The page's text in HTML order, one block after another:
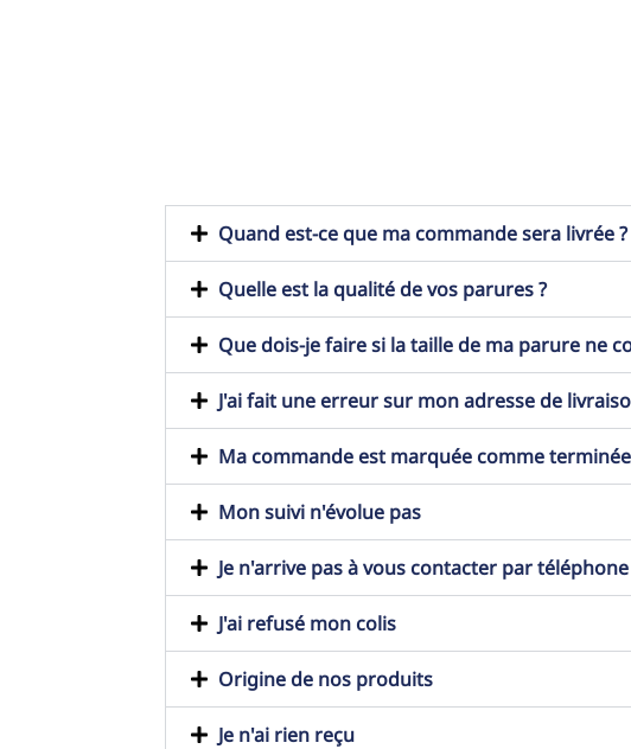
Quand est-ce que ma commande sera livrée ?
Quelle est la qualité de vos parures ?
Que dois-je faire si la taille de ma parure ne
J'ai fait une erreur sur mon adresse de
Ma commande est marquée comme
Mon suivi n'évolue pas
Je n'arrive pas à vous contacter par téléphone
J'ai refusé mon colis
Origine de nos produits
Je n'ai rien reçu